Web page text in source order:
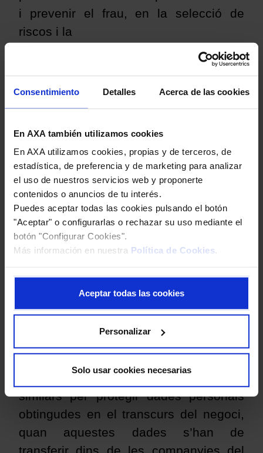
Consentimiento Detalles Acerca de las cookies
En AXA también utilizamos cookies
En AXA utilizamos cookies, propias y de terceros, de
estadística, de preferencia y de marketing para analizar
el uso de nuestros servicios web y proponerte
contenidos o anuncios de tu interés.
Puedes aceptar todas las cookies pulsando el botón
"Aceptar" o configurarlas o rechazar su uso mediante el
botón "Configurar Cookies".
Más información en nuestra Política de Cookies.
Aceptar todas las cookies
Personalizar
Solo usar cookies necesarias
i prevenir el frau, en la selecció de
riscos i la
Transferències internacionals de les
dades personals
unes normes corporatives vinculants.
Es tracta d’un estàndard reconegut
internacionalment que proporciona una
protecció
escaient per gestionar les dades de
caràcter personal en l’àmbit d’una
companyia multinacional. Han aprovat
protecció de
dades europees, entre les quals hi ha
similars per protegir dades personals
obtingudes en el transcurs del negoci,
quan aquestes dades s’han de